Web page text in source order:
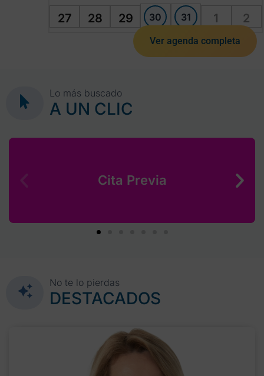
27 28 29 30 31 1 2
Ver agenda completa
Lo más buscado
A UN CLIC
Cita Previa
No te lo pierdas
DESTACADOS